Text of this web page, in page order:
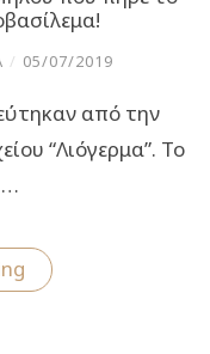
/ 05/07/2019
από την
“Λιόγερμα”. Το
…
“Λιόγερμα:
Το